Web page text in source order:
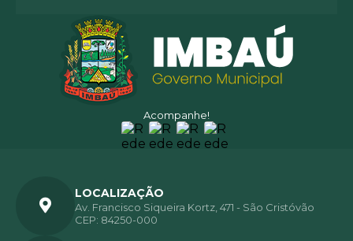
Acompanhe!
LOCALIZAÇÃO
Av. Francisco Siqueira Kortz, 471 - São Cristóvão
CEP: 84250-000